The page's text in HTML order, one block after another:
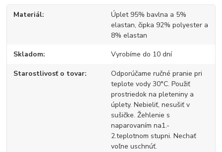
Materiál
Úplet 95% bavlna a 5%
elastan, čipka 92% polyester a
8% elastan
Skladom Vyrobíme do 10 dní
Starostlivosť o tovar
Odporúčame ručné pranie pri
teplote vody 30°C. Použiť
prostriedok na pleteniny a
úplety. Nebieliť, nesušiť v
sušičke. Žehlenie s
naparovaním na1.-
2.teplotnom stupni. Nechať
voľne uschnúť.